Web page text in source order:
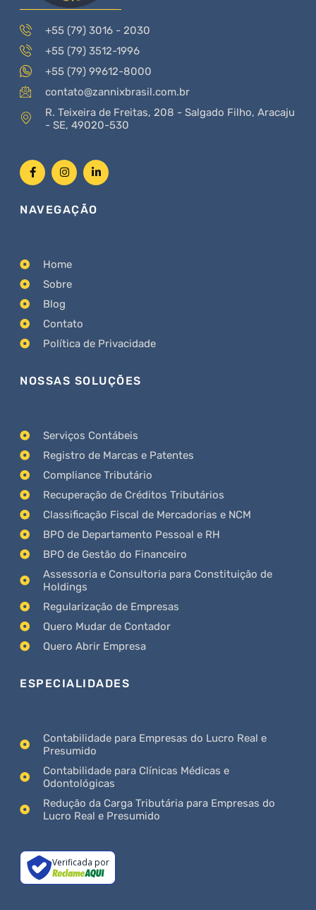
+55 (79) 3016 - 2030
+55 (79) 3512-1996
+55 (79) 99612-8000
contato@zannixbrasil.com.br
R. Teixeira de Freitas, 208 - Salgado Filho, Aracaju
- SE, 49020-530
NAVEGAÇÃO
Home
Sobre
Blog
Contato
Política de Privacidade
NOSSAS SOLUÇÕES
Serviços Contábeis
Registro de Marcas e Patentes
Compliance Tributário
Recuperação de Créditos Tributários
Classificação Fiscal de Mercadorias e NCM
BPO de Departamento Pessoal e RH
BPO de Gestão do Financeiro
Assessoria e Consultoria para Constituição de
Holdings
Regularização de Empresas
Quero Mudar de Contador
Quero Abrir Empresa
ESPECIALIDADES
Contabilidade para Empresas do Lucro Real e
Presumido
Contabilidade para Clínicas Médicas e
Odontológicas
Redução da Carga Tributária para Empresas do
Lucro Real e Presumido
Verificada por